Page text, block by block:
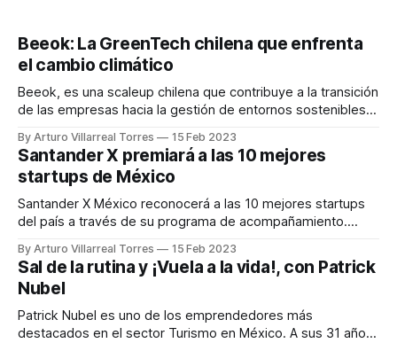
Beeok: La GreenTech chilena que enfrenta
el cambio climático
Beeok, es una scaleup chilena que contribuye a la transición
de las empresas hacia la gestión de entornos sostenibles.
que le permiten medir y gestionar la huella de carbono. Esto
a través de un Software as a Service (SaaS) alojado en la
By Arturo Villarreal Torres 15 Feb 2023
Santander X premiará a las 10 mejores
startups de México
Santander X México reconocerá a las 10 mejores startups
del país a través de su programa de acompañamiento.
Team incMty 2023 capacitará emprendedores para atender
problemáticas en sus proyectos. El programa busca el
crecimiento de startups y scaleups tecnológicas,
impulsando el desarrollo
By Arturo Villarreal Torres 15 Feb 2023
Sal de la rutina y ¡Vuela a la vida!, con Patrick
Nubel
Patrick Nubel es uno de los emprendedores más
destacados en el sector Turismo en México. A sus 31 años